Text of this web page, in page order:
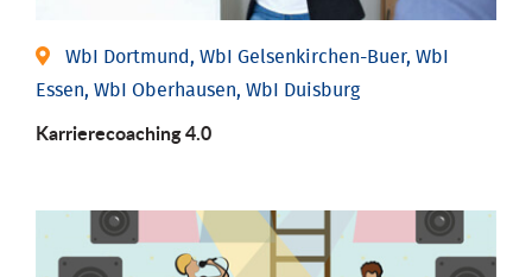
WbI Dortmund, WbI Gelsenkirchen-Buer, WbI
Essen, WbI Oberhausen, WbI Duisburg
Karriere­coaching 4.0